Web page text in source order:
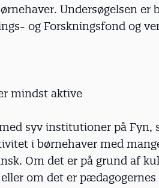
Undersøgelsen er
og Forskningsfond og
mindst aktive
syv institutioner på Fyn,
i børnehaver med
Om det er på grund af
om det er